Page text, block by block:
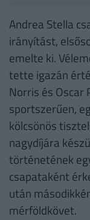
Andrea Stella
irányítást,
emelte ki.
tette igazán
Norris és
sportszerűen,
kölcsönös
nagydíjára
történetének
csapataként
után
mérföldkövet.